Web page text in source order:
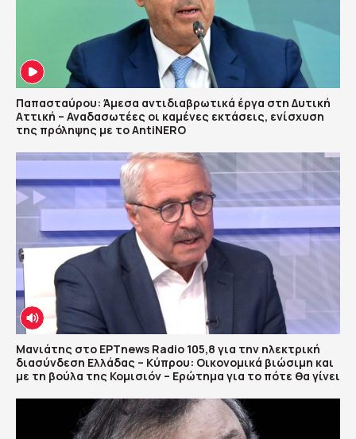
Παπασταύρου: Άμεσα αντιδιαβρωτικά έργα στη Δυτική
Αττική – Αναδασωτέες οι καμένες εκτάσεις, ενίσχυση
της πρόληψης με το AntiNERO
Μανιάτης στο ΕΡΤnews Radio 105,8 για την ηλεκτρική
διασύνδεση Ελλάδας – Κύπρου: Οικονομικά βιώσιμη και
με τη βούλα της Κομισιόν – Ερώτημα για το πότε θα γίνει